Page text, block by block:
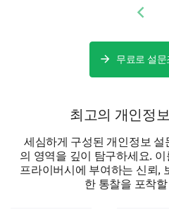
데이터 수집에 대한 선
잘못된 데이터 수정 가
내 데이터 삭제 가능성
없음
무료로 설
최고의 개인정
세심하게 구성된 개인정보
의 영역을 깊이 탐구하세요.
프라이버시에 부여하는 신뢰,
한 통찰을 포착